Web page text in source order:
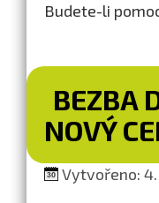
Budete-li
BEZBA
NOVÝ
Vytvořeno: 4.